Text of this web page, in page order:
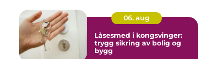
06. aug
Låsesmed i kongsvinger:
trygg sikring av bolig og
bygg